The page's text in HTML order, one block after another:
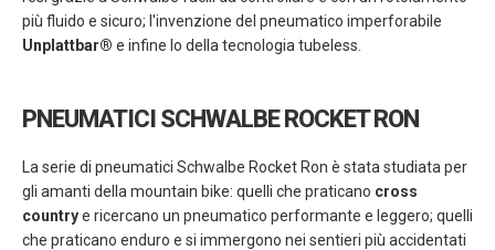
più fluido e sicuro; l'invenzione del pneumatico imperforabile
Unplattbar® e infine lo della tecnologia tubeless.
PNEUMATICI SCHWALBE ROCKET RON
La serie di pneumatici Schwalbe Rocket Ron è stata studiata per
gli amanti della mountain bike: quelli che praticano cross
countrye ricercano un pneumatico performante e leggero; quelli
che praticano enduro e si immergono nei sentieri più accidentati